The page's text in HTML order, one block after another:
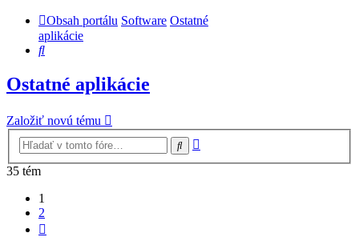
Obsah portálu Software Ostatné
aplikácie
Hľadať
Ostatné aplikácie
Založiť novú tému
Hľadať
35 tém
1
2